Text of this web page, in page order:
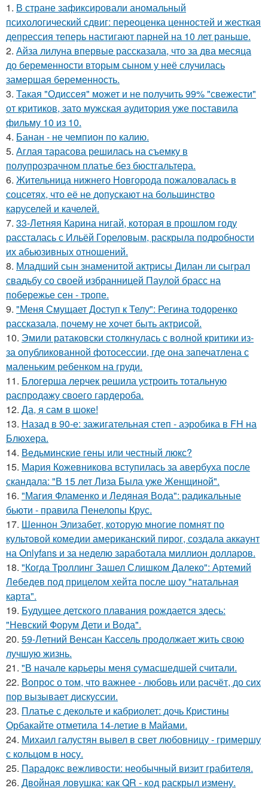
1. В стране зафиксировали аномальный
психологический сдвиг: переоценка ценностей и жесткая
депрессия теперь настигают парней на 10 лет раньше.
2. Айза лилуна впервые рассказала, что за два месяца
до беременности вторым сыном у неё случилась
замершая беременность.
3. Такая "Одиссея" может и не получить 99% "свежести"
от критиков, зато мужская аудитория уже поставила
фильму 10 из 10.
4. Банан - не чемпион по калию.
5. Аглая тарасова решилась на съемку в
полупрозрачном платье без бюстгальтера.
6. Жительница нижнего Новгорода пожаловалась в
соцсетях, что её не допускают на большинство
каруселей и качелей.
7. 33-Летняя Карина нигай, которая в прошлом году
рассталась с Ильёй Гореловым, раскрыла подробности
их абьюзивных отношений.
8. Младший сын знаменитой актрисы Дилан ли сыграл
свадьбу со своей избранницей Паулой брасс на
побережье сен - тропе.
9. "Меня Смущает Доступ к Телу": Регина тодоренко
рассказала, почему не хочет быть актрисой.
10. Эмили ратаковски столкнулась с волной критики из-
за опубликованной фотосессии, где она запечатлена с
маленьким ребенком на груди.
11. Блогерша лерчек решила устроить тотальную
распродажу своего гардероба.
12. Да, я сам в шоке!
13. Назад в 90-е: зажигательная степ - аэробика в FH на
Блюхера.
14. Ведьминские гены или честный люкс?
15. Мария Кожевникова вступилась за авербуха после
скандала: "В 15 лет Лиза Была уже Женщиной".
16. "Магия Фламенко и Ледяная Вода": радикальные
бьюти - правила Пенелопы Крус.
17. Шеннон Элизабет, которую многие помнят по
культовой комедии американский пирог, создала аккаунт
на Onlyfans и за неделю заработала миллион долларов.
18. "Когда Троллинг Зашел Слишком Далеко": Артемий
Лебедев под прицелом хейта после шоу "натальная
карта".
19. Будущее детского плавания рождается здесь:
"Невский Форум Дети и Вода".
20. 59-Летний Венсан Кассель продолжает жить свою
лучшую жизнь.
21. "В начале карьеры меня сумасшедшей считали.
22. Вопрос о том, что важнее - любовь или расчёт, до сих
пор вызывает дискуссии.
23. Платье с декольте и кабриолет: дочь Кристины
Орбакайте отметила 14-летие в Майами.
24. Михаил галустян вывел в свет любовницу - гримершу
с кольцом в носу.
25. Парадокс вежливости: необычный визит грабителя.
26. Двойная ловушка: как QR - код раскрыл измену.